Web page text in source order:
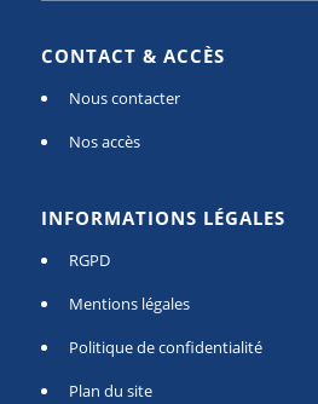
CONTACT & ACCÈS
Nous contacter
Nos accès
INFORMATIONS LÉGALES
RGPD
Mentions légales
Politique de confidentialité
Plan du site